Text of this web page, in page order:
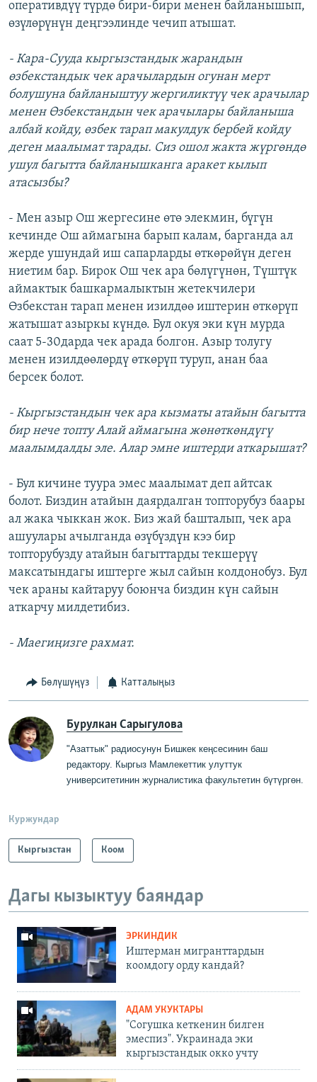
оперативдүү түрдө бири-бири менен байланышып,
өзүлөрүнүн деңгээлинде чечип атышат.
- Кара-Сууда кыргызстандык жарандын
өзбекстандык чек арачылардын огунан мерт
болушуна байланыштуу жергиликтүү чек арачылар
менен Өзбекстандын чек арачылары байланыша
албай койду, өзбек тарап макулдук бербей койду
деген маалымат тарады. Сиз ошол жакта жүргөндө
ушул багытта байланышканга аракет кылып
атасызбы?
- Мен азыр Ош жергесине өтө элекмин, бүгүн
кечинде Ош аймагына барып калам, барганда ал
жерде ушундай иш сапарларды өткөрөйүн деген
ниетим бар. Бирок Ош чек ара бөлүгүнөн, Түштүк
аймактык башкармалыктын жетекчилери
Өзбекстан тарап менен изилдөө иштерин өткөрүп
жатышат азыркы күндө. Бул окуя эки күн мурда
саат 5-30дарда чек арада болгон. Азыр толугу
менен изилдөөлөрдү өткөрүп туруп, анан баа
берсек болот.
- Кыргызстандын чек ара кызматы атайын багытта
бир нече топту Алай аймагына жөнөткөндүгү
маалымдалды эле. Алар эмне иштерди аткарышат?
- Бул кичине туура эмес маалымат деп айтсак
болот. Биздин атайын даярдалган топторубуз баары
ал жака чыккан жок. Биз жай башталып, чек ара
ашуулары ачылганда өзүбүздүн кээ бир
топторубузду атайын багыттарды текшерүү
максатындагы иштерге жыл сайын колдонобуз. Бул
чек араны кайтаруу боюнча биздин күн сайын
аткарчу милдетибиз.
- Маегиңизге рахмат.
Бөлүшүңүз Катталыңыз
Бурулкан Сарыгулова
"Азаттык" радиосунун Бишкек кеңсесинин баш
редактору. Кыргыз Мамлекеттик улуттук
университетинин журналистика факультетин бүтүргөн
Куржундар
Кыргызстан Коом
Дагы кызыктуу баяндар
ЭРКИНДИК
Иштерман мигранттардын
коомдогу орду кандай?
АДАМ УКУКТАРЫ
"Согушка кеткенин билген
эмеспиз". Украинада эки
кыргызстандык окко учту